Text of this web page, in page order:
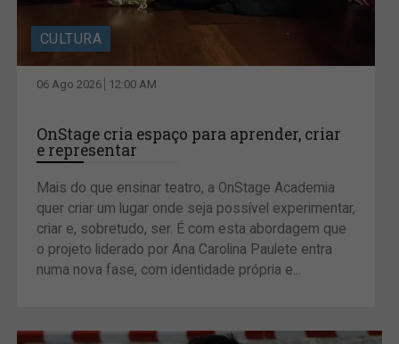
CULTURA
06 Ago 2026 12:00 AM
OnStage cria espaço para aprender, criar
e representar
Mais do que ensinar teatro, a OnStage Academia
quer criar um lugar onde seja possível experimentar,
criar e, sobretudo, ser. É com esta abordagem que
o projeto liderado por Ana Carolina Paulete entra
numa nova fase, com identidade própria e...